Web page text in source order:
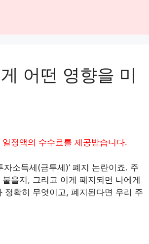
어떤 영향을 미
정액의 수수료를 제공받습니다.
소득세(금투세)’ 폐지 논란이죠. 주
을지, 그리고 이게 폐지되면 나에게
확히 무엇이고, 폐지된다면 우리 주